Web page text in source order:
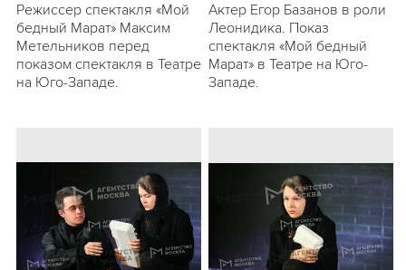
Режиссер спектакля «Мой
бедный Марат» Максим
Метельников перед
показом спектакля в Театре
на Юго-Западе.
Актер Егор Базанов в роли
Леонидика. Показ
спектакля «Мой бедный
Марат» в Театре на Юго-
Западе.